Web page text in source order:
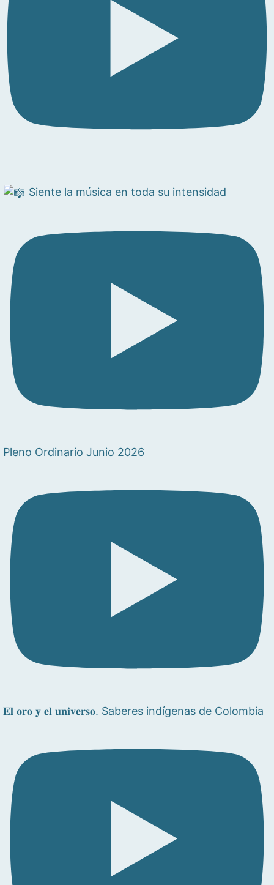
Siente la música en toda su intensidad
Pleno Ordinario Junio 2026
𝐄𝐥 𝐨𝐫𝐨 𝐲 𝐞𝐥 𝐮𝐧𝐢𝐯𝐞𝐫𝐬𝐨. Saberes indígenas de Colombia